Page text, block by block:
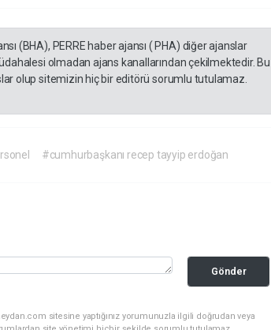
(BHA), PERRE haber ajansı ( PHA) diğer ajanslar
olmadan ajans kanallarından çekilmektedir. Bu
olup sitemizin hiç bir editörü sorumlu tutulamaz.
#cumhurbaşkanı recep tayyip erdoğan
Gönder
sitesine yaptığınız yorumunuzla ilgili doğrudan veya